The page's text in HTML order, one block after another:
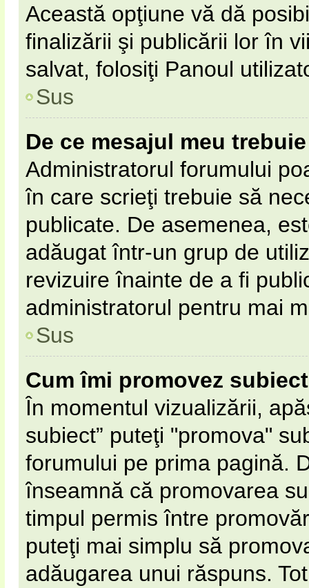
Această opţiune vă dă
finalizării şi publicării lor în
salvat, folosiţi Panoul
Sus
De ce mesajul meu
Administratorul forumului
în care scrieţi trebuie să
publicate. De asemenea,
adăugat într-un grup de
revizuire înainte de a fi
administratorul pentru mai
Sus
Cum îmi promovez
În momentul vizualizării,
subiect” puteţi "promova"
forumului pe prima pagină.
înseamnă că promovarea
timpul permis între
puteţi mai simplu să
adăugarea unui răspuns.